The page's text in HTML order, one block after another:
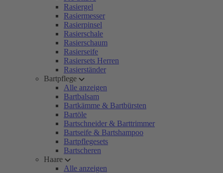
Rasiergel
Rasiermesser
Rasierpinsel
Rasierschale
Rasierschaum
Rasierseife
Rasiersets Herren
Rasierständer
Bartpflege
Alle anzeigen
Bartbalsam
Bartkämme & Bartbürsten
Bartöle
Bartschneider & Barttrimmer
Bartseife & Bartshampoo
Bartpflegesets
Bartscheren
Haare
Alle anzeigen